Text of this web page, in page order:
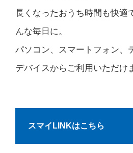
長くなったおうち時間も快適
んな毎日に。
パソコン、スマートフォン、
デバイスからご利用いただけ
スマイLINKはこちら